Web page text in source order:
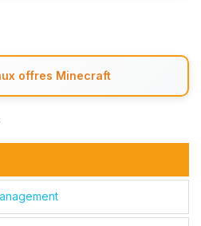
offres Minecraft